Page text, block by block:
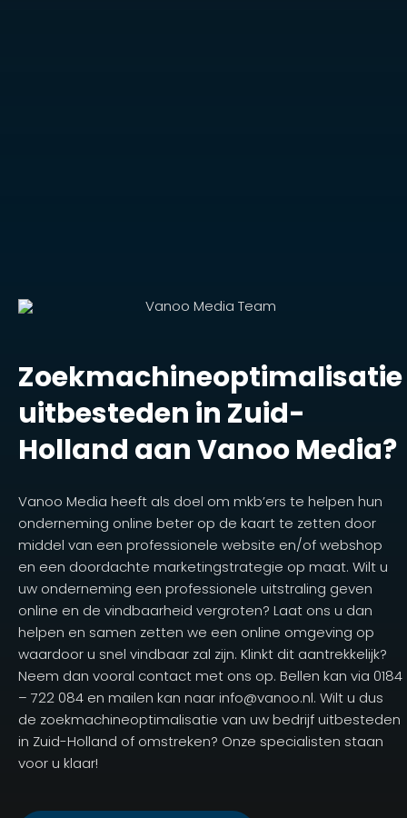
Zoekmachineoptimalisatie
uitbesteden in Zuid-
Holland aan Vanoo Media?
Vanoo Media heeft als doel om mkb’ers te helpen hun
onderneming online beter op de kaart te zetten door
middel van een professionele website en/of webshop
en een doordachte marketingstrategie op maat. Wilt u
uw onderneming een professionele uitstraling geven
online en de vindbaarheid vergroten? Laat ons u dan
helpen en samen zetten we een online omgeving op
waardoor u snel vindbaar zal zijn. Klinkt dit aantrekkelijk?
Neem dan vooral contact met ons op. Bellen kan via 0184
– 722 084 en mailen kan naar info@vanoo.nl. Wilt u dus
de zoekmachineoptimalisatie van uw bedrijf uitbesteden
in Zuid-Holland of omstreken? Onze specialisten staan
voor u klaar!